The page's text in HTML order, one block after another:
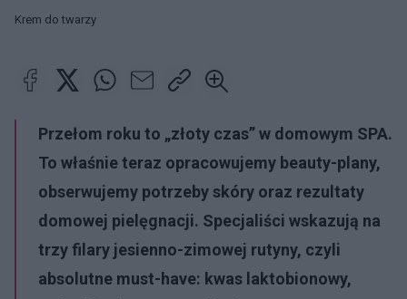
Krem do twarzy
Przełom roku to „złoty czas” w domowym SPA.
To właśnie teraz opracowujemy beauty-plany,
obserwujemy potrzeby skóry oraz rezultaty
domowej pielęgnacji. Specjaliści wskazują na
trzy filary jesienno-zimowej rutyny, czyli
absolutne must-have: kwas laktobionowy,